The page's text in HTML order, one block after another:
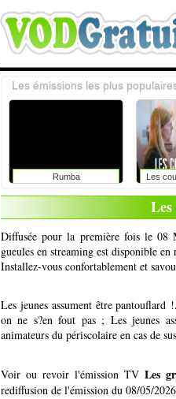
Rumba Les
Les émissions les plus
Diffusée pour la première fois le 08
gueules en streaming est disponible
Installez-vous confortablement et
Les jeunes assument être
on ne s?en fout pas ; Les jeunes
animateurs du périscolaire en cas de
Voir ou revoir l'émission TV Les
rediffusion de l'émission du 08/05/